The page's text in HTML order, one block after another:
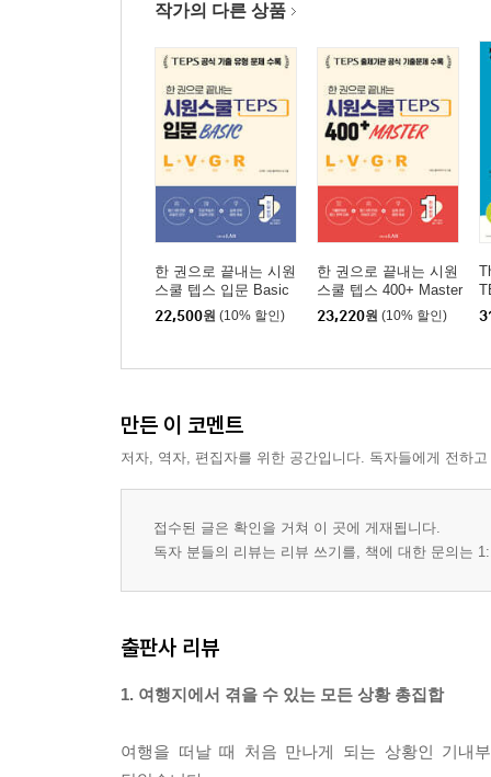
작가의 다른 상품
한 권으로 끝내는 시원
스쿨 텝스 입문 Basic
(청해+어휘+문법+독
해)
22,500원 (10% 할인)
한 권으로 끝내는 시원
스쿨 텝스 400+ Master
(청해+어휘+문법+독
해)
23,220원 (10% 할인)
만든 이 코멘트
저자, 역자, 편집자를 위한 공간입니다. 독자들에게 전하
접수된 글은 확인을 거쳐 이 곳에 게재됩니다.
독자 분들의 리뷰는 리뷰 쓰기를, 책에 대한 문의는
출판사 리뷰
1. 여행지에서 겪을 수 있는 모든 상황 총집합
여행을 떠날 때 처음 만나게 되는 상황인 기내